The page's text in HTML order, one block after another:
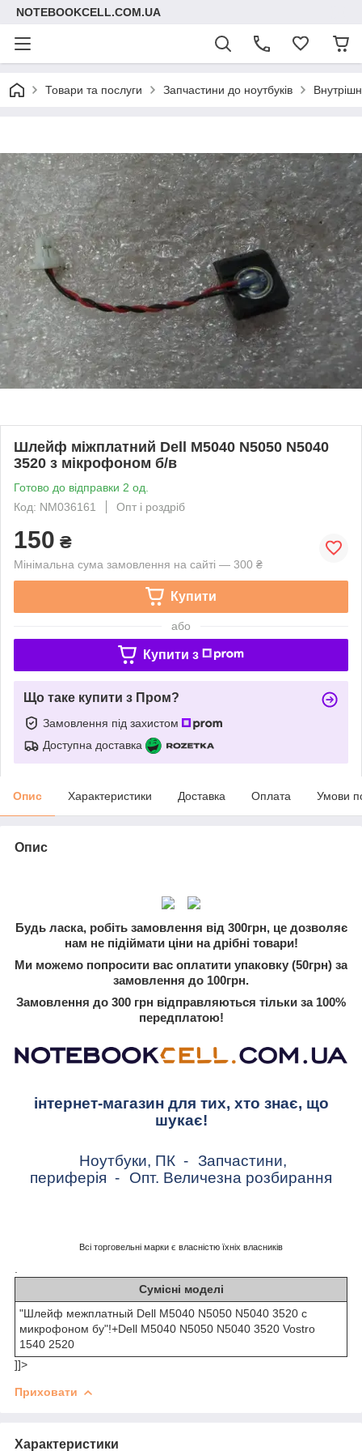
NOTEBOOKCELL.COM.UA
Товари та послуги Запчастини до ноутбуків
Шлейф міжплатний Dell M5040 N5050 N5040
3520 з мікрофоном б/в
Готово до відправки 2 од.
Код: NM036161
Опт і роздріб
150 ₴
Мінімальна сума замовлення на сайті — 300 ₴
Купити
або
Купити з
Що таке купити з Пром?
Замовлення під захистом
Доступна доставка
Опис Характеристики Доставка Оплата Умови
Опис
Будь ласка, робіть замовлення від 300грн, це дозволяє
нам не підіймати ціни на дрібні товари!
Ми можемо попросити вас оплатити упаковку (50грн) за
замовлення до 100грн.
Замовлення до 300 грн відправляються тільки за 100%
передплатою!
інтернет-магазин для тих, хто знає, що
шукає!
Ноутбуки, ПК - Запчастини,
периферія - Опт. Величезна розбирання
Всі торговельні марки є власністю їхніх власників
Сумісні моделі
"Шлейф межплатный Dell M5040 N5050 N5040 3520 с
микрофоном бу"!+Dell M5040 N5050 N5040 3520 Vostro
1540 2520
]]>
Приховати
Характеристики